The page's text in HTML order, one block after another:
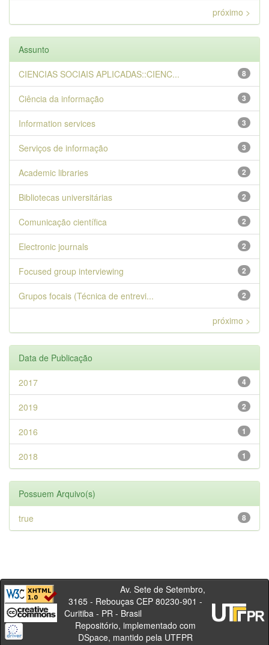
próximo >
Assunto
8
CIENCIAS SOCIAIS APLICADAS::CIENC...
3
Ciência da informação
3
Information services
3
Serviços de informação
2
Academic libraries
2
Bibliotecas universitárias
2
Comunicação científica
2
Electronic journals
2
Focused group interviewing
2
Grupos focais (Técnica de entrevi...
próximo >
Data de Publicação
4
2017
2
2019
1
2016
1
2018
Possuem Arquivo(s)
8
true
Av. Sete de Setembro,
3165 - Rebouças CEP 80230-901 -
Curitiba - PR - Brasil
Repositório, implementado com
DSpace, mantido pela UTFPR